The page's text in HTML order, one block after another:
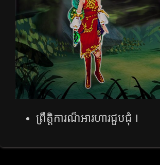
ព្រឹត្តិការណ៏អារហារជួបជុំ​ I